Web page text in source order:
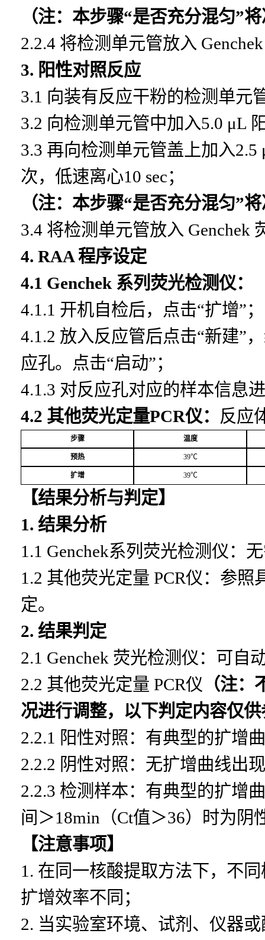
（注：本步骤“是否充分混匀”
2.2.4 将检测单元管放入
3. 阳性对照反应
3.1 向装有反应干粉的检测单元
3.2 向检测单元管中加入5.0 μL
3.3 再向检测单元管盖上加入
次，低速离心10 sec；
（注：本步骤“是否充分混匀”
3.4 将检测单元管放入 Genchek
4. RAA程序设定
4.1 Genchek 系列荧光检测仪：
4.1.1 开机自检后，点击“扩增”；
4.1.2 放入反应管后点击“新建”
应孔。点击“启动”；
4.1.3 对反应孔对应的样本信息
4.2 其他荧光定量PCR仪： 反应
步骤 温度
预热 39℃
扩增 39℃
【结果分析与判定】
1. 结果分析
1.1 Genchek系列荧光检测仪：
1.2 其他荧光定量 PCR仪：参照
定。
2. 结果判定
2.1 Genchek 荧光检测仪：可自
2.2 其他荧光定量 PCR仪 （注
况进行调整，以下判定内容仅
2.2.1 阳性对照：有典型的扩增
2.2.2 阴性对照：无扩增曲线出
2.2.3 检测样本：有典型的扩增
间＞18min（Ct值＞36）时为阴
【注意事项】
1. 在同一核酸提取方法下，不
扩增效率不同；
2. 当实验室环境、试剂、仪器